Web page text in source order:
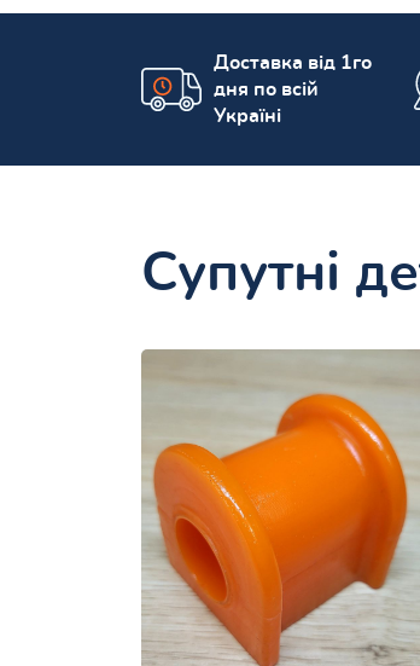
Доставка від 1го
дня по всій
Україні
Супутні